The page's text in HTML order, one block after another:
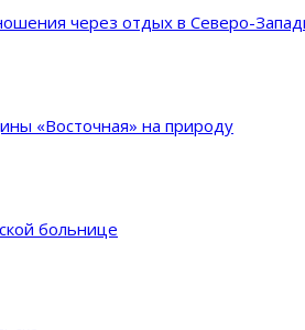
через отдых в Северо-
«Восточная» на природу
больнице